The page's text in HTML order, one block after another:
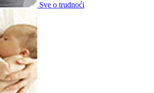
Sve o trudnoći